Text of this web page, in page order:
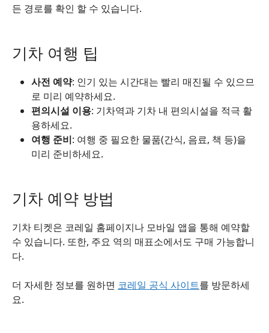
든 경로를 확인 할 수 있습니다.
기차 여행 팁
사전 예약: 인기 있는 시간대는 빨리 매진될 수 있으므
로 미리 예약하세요.
편의시설 이용: 기차역과 기차 내 편의시설을 적극 활
용하세요.
여행 준비: 여행 중 필요한 물품(간식, 음료, 책 등)을
미리 준비하세요.
기차 예약 방법
기차 티켓은 코레일 홈페이지나 모바일 앱을 통해 예약할
수 있습니다. 또한, 주요 역의 매표소에서도 구매 가능합니
다.
더 자세한 정보를 원하면 코레일 공식 사이트를 방문하세
요.